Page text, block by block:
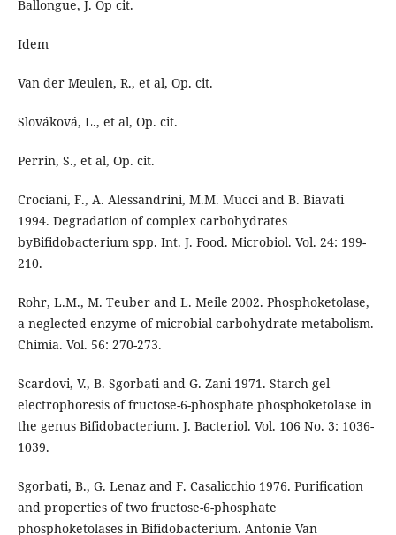
Ballongue, J. Op cit.
Idem
Van der Meulen, R., et al, Op. cit.
Slováková, L., et al, Op. cit.
Perrin, S., et al, Op. cit.
Crociani, F., A. Alessandrini, M.M. Mucci and B. Biavati
1994. Degradation of complex carbohydrates
byBifidobacterium spp. Int. J. Food. Microbiol. Vol. 24: 199-
210.
Rohr, L.M., M. Teuber and L. Meile 2002. Phosphoketolase,
a neglected enzyme of microbial carbohydrate metabolism.
Chimia. Vol. 56: 270-273.
Scardovi, V., B. Sgorbati and G. Zani 1971. Starch gel
electrophoresis of fructose-6-phosphate phosphoketolase in
the genus Bifidobacterium. J. Bacteriol. Vol. 106 No. 3: 1036-
1039.
Sgorbati, B., G. Lenaz and F. Casalicchio 1976. Purification
and properties of two fructose-6-phosphate
phosphoketolases in Bifidobacterium. Antonie Van